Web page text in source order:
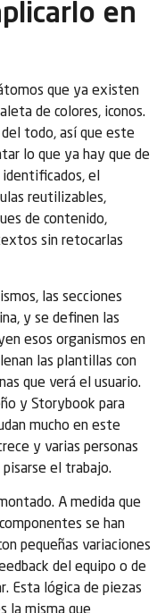
en
que ya existen
de colores, iconos.
todo, así que este
lo que ya hay que de
identificados, el
reutilizables,
de contenido,
sin retocarlas
las secciones
y se definen las
esos organismos en
las plantillas con
que verá el usuario.
y Storybook para
mucho en este
y varias personas
el trabajo.
A medida que
se han
pequeñas variaciones
del equipo o de
Esta lógica de piezas